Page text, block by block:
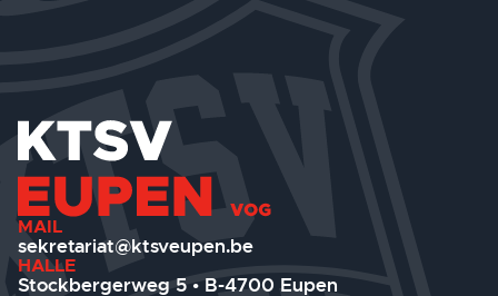
MAIL
sekretariat@ktsveupen.be
HALLE
Stockbergerweg 5 • B-4700 Eupen